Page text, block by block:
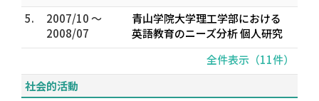
5.
2007/10 ～
2008/07
青山学院大学理工学部における
英語教育のニーズ分析 個人研究
全件表示（11件）
社会的活動